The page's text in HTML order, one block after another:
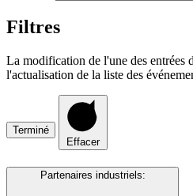
Filtres
La modification de l'une des entrées
l'actualisation de la liste des
Terminé
Effacer
Partenaires industriels: